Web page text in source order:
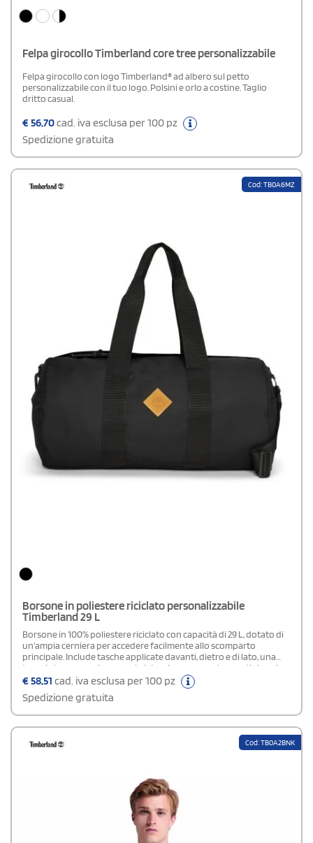
Felpa girocollo Timberland core tree personalizzabile
Felpa girocollo con logo Timberland® ad albero sul petto
personalizzabile con il tuo logo. Polsini e orlo a costine. Taglio
dritto casual.
€56,70cad. iva esclusa per 100 pz
Spedizione gratuita
Cod: TB0A6MZ
Borsone in poliestere riciclato personalizzabile
Timberland 29 L
Borsone in 100% poliestere riciclato con capacità di 29 L, dotato di
un'ampia cerniera per accedere facilmente allo scomparto
principale. Include tasche applicate davanti, dietro e di lato, una
tasca interna con zip e una zip laterale con copertura antipioggia
per proteggere i tuoi effetti personali. La tracolla regolabile
garantisce il massimo comfort durante il trasporto. Un'opzione
pratica ed ecologica per ogni esigenza
€58,51 cad. iva esclusa per 100 pz
Spedizione gratuita
Cod: TB0A2BNK